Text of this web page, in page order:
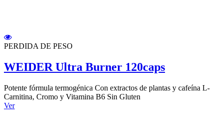
PERDIDA DE PESO
WEIDER Ultra Burner 120caps
Potente fórmula termogénica Con extractos de plantas y cafeína L-
Carnitina, Cromo y Vitamina B6 Sin Gluten
Ver